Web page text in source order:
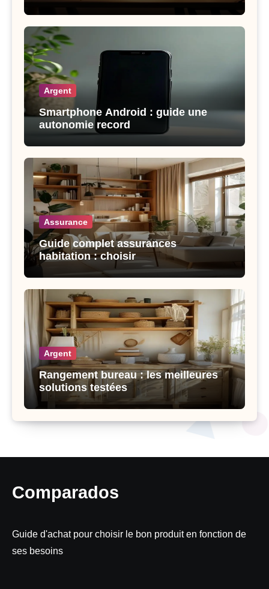
Argent
Smartphone Android : guide une
autonomie record
Assurance
Guide complet assurances
habitation : choisir
Argent
Rangement bureau : les meilleures
solutions testées
Comparados
Guide d'achat pour choisir le bon produit en fonction de
ses besoins